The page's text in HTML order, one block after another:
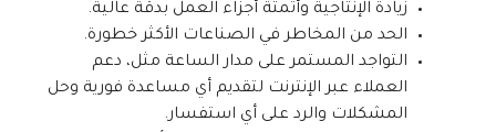
زيادة الإنتاجية وأتمتة أجزاء العمل بدقة عالية.
الحد من المخاطر في الصناعات الأكثر خطورة.
التواجد المستمر على مدار الساعة مثل، دعم
العملاء عبر الإنترنت لتقديم أي مساعدة فورية وحل
المشكلات والرد على أي استفسار.